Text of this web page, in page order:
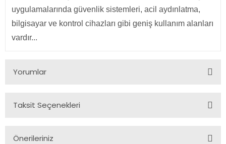
uygulamalarında güvenlik sistemleri, acil aydınlatma,
bilgisayar ve kontrol cihazları gibi geniş kullanım alanları
vardır...
Yorumlar
Taksit Seçenekleri
Önerileriniz